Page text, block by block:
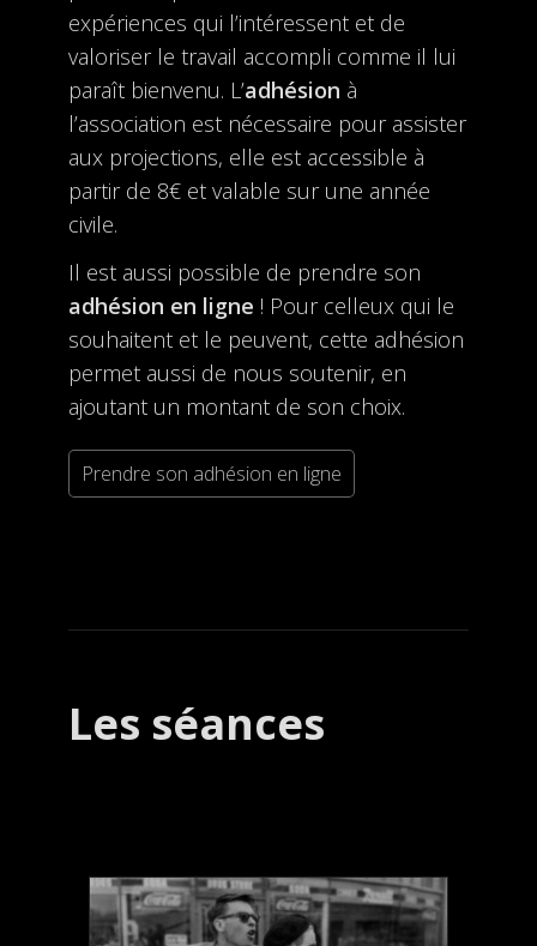
expériences qui l’intéressent et de
valoriser le travail accompli comme il lui
paraît bienvenu. L’adhésion à
l’association est nécessaire pour assister
aux projections, elle est accessible à
partir de 8€ et valable sur une année
civile.
Il est aussi possible de prendre son
adhésion en ligne ! Pour celleux qui le
souhaitent et le peuvent, cette adhésion
permet aussi de nous soutenir, en
ajoutant un montant de son choix.
Prendre son adhésion en ligne
Les séances